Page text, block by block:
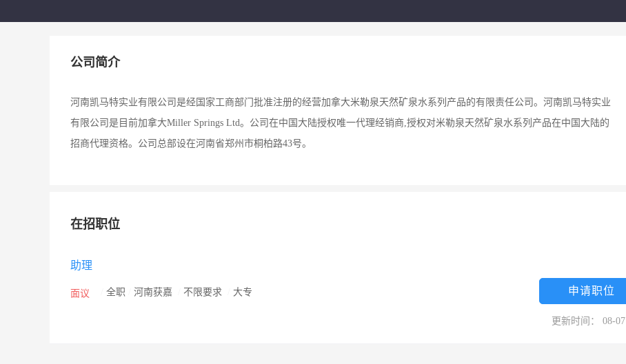
公司简介
河南凯马特实业有限公司是经国家工商部门批准注册的经营加拿大米勒泉天然矿泉水系列产品的有限责任公司。河南凯马特实业
有限公司是目前加拿大Miller Springs Ltd。公司在中国大陆授权唯一代理经销商,授权对米勒泉天然矿泉水系列产品在中国大陆的
招商代理资格。公司总部设在河南省郑州市桐柏路43号。
在招职位
助理
面议 全职 河南获嘉 不限要求 大专 申请职位
更新时间： 08-07